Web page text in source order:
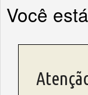
Você